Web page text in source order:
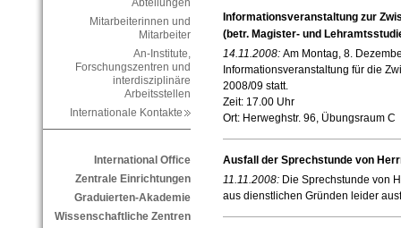
Abteilungen
Mitarbeiterinnen und
Mitarbeiter
An-Institute,
Forschungszentren und
interdisziplinäre
Arbeitsstellen
Internationale Kontakte
International Office
Zentrale Einrichtungen
Graduierten-Akademie
Wissenschaftliche Zentren
Informationsveranstaltung zur
(betr. Magister- und
14.11.2008: Am Montag, 8.
Informationsveranstaltung für die
2008/09 statt.
Zeit: 17.00 Uhr
Ort: Herweghstr. 96, Übungsraum C
Ausfall der Sprechstunde von
11.11.2008: Die Sprechstunde von
aus dienstlichen Gründen leider